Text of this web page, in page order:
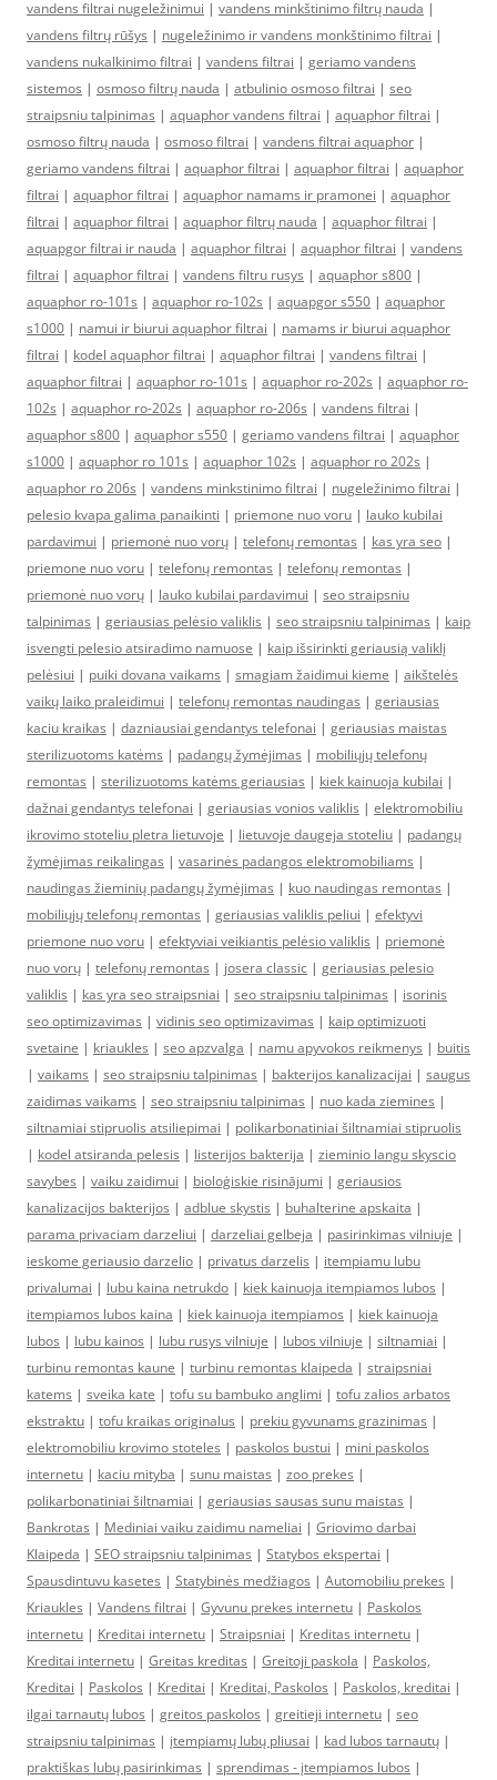
vandens filtrai nugeležinimui | vandens minkštinimo filtrų nauda |
vandens filtrų rūšys | nugeležinimo ir vandens monkštinimo filtrai |
vandens nukalkinimo filtrai | vandens filtrai | geriamo vandens
sistemos | osmoso filtrų nauda | atbulinio osmoso filtrai | seo
straipsniu talpinimas | aquaphor vandens filtrai | aquaphor filtrai |
osmoso filtrų nauda | osmoso filtrai | vandens filtrai aquaphor |
geriamo vandens filtrai | aquaphor filtrai | aquaphor filtrai | aquaphor
filtrai | aquaphor filtrai | aquaphor namams ir pramonei | aquaphor
filtrai | aquaphor filtrai | aquaphor filtrų nauda | aquaphor filtrai |
aquapgor filtrai ir nauda | aquaphor filtrai | aquaphor filtrai | vandens
filtrai | aquaphor filtrai | vandens filtru rusys | aquaphor s800 |
aquaphor ro-101s | aquaphor ro-102s | aquapgor s550 | aquaphor
s1000 | namui ir biurui aquaphor filtrai | namams ir biurui aquaphor
filtrai | kodel aquaphor filtrai | aquaphor filtrai | vandens filtrai |
aquaphor filtrai | aquaphor ro-101s | aquaphor ro-202s | aquaphor ro-
102s | aquaphor ro-202s | aquaphor ro-206s | vandens filtrai |
aquaphor s800 | aquaphor s550 | geriamo vandens filtrai | aquaphor
s1000 | aquaphor ro 101s | aquaphor 102s | aquaphor ro 202s |
aquaphor ro 206s | vandens minkstinimo filtrai | nugeležinimo filtrai |
pelesio kvapa galima panaikinti | priemone nuo voru | lauko kubilai
pardavimui | priemonė nuo vorų | telefonų remontas | kas yra seo |
priemone nuo voru | telefonų remontas | telefonų remontas |
priemonė nuo vorų | lauko kubilai pardavimui | seo straipsniu
talpinimas | geriausias pelėsio valiklis | seo straipsniu talpinimas | kaip
isvengti pelesio atsiradimo namuose | kaip išsirinkti geriausią valiklį
pelėsiui | puiki dovana vaikams | smagiam žaidimui kieme | aikštelės
vaikų laiko praleidimui | telefonų remontas naudingas | geriausias
kaciu kraikas | dazniausiai gendantys telefonai | geriausias maistas
sterilizuotoms katėms | padangų žymėjimas | mobiliųjų telefonų
remontas | sterilizuotoms katėms geriausias | kiek kainuoja kubilai |
dažnai gendantys telefonai | geriausias vonios valiklis | elektromobiliu
ikrovimo stoteliu pletra lietuvoje | lietuvoje daugeja stoteliu | padangų
žymėjimas reikalingas | vasarinės padangos elektromobiliams |
naudingas žieminių padangų žymėjimas | kuo naudingas remontas |
mobiliųjų telefonų remontas | geriausias valiklis peliui | efektyvi
priemone nuo voru | efektyviai veikiantis pelėsio valiklis | priemonė
nuo vorų | telefonų remontas | josera classic | geriausias pelesio
valiklis | kas yra seo straipsniai | seo straipsniu talpinimas | isorinis
seo optimizavimas | vidinis seo optimizavimas | kaip optimizuoti
svetaine | kriaukles | seo apzvalga | namu apyvokos reikmenys | buitis
| vaikams | seo straipsniu talpinimas | bakterijos kanalizacijai | saugus
zaidimas vaikams | seo straipsniu talpinimas | nuo kada ziemines |
siltnamiai stipruolis atsiliepimai | polikarbonatiniai šiltnamiai stipruolis
| kodel atsiranda pelesis | listerijos bakterija | zieminio langu skyscio
savybes | vaiku zaidimui | bioloģiskie risinājumi | geriausios
kanalizacijos bakterijos | adblue skystis | buhalterine apskaita |
parama privaciam darzeliui | darzeliai gelbeja | pasirinkimas vilniuje |
ieskome geriausio darzelio | privatus darzelis | itempiamu lubu
privalumai | lubu kaina netrukdo | kiek kainuoja itempiamos lubos |
itempiamos lubos kaina | kiek kainuoja itempiamos | kiek kainuoja
lubos | lubu kainos | lubu rusys vilniuje | lubos vilniuje | siltnamiai |
turbinu remontas kaune | turbinu remontas klaipeda | straipsniai
katems | sveika kate | tofu su bambuko anglimi | tofu zalios arbatos
ekstraktu | tofu kraikas originalus | prekiu gyvunams grazinimas |
elektromobiliu krovimo stoteles | paskolos bustui | mini paskolos
internetu | kaciu mityba | sunu maistas | zoo prekes |
polikarbonatiniai šiltnamiai | geriausias sausas sunu maistas |
Bankrotas | Mediniai vaiku zaidimu nameliai | Griovimo darbai
Klaipeda | SEO straipsniu talpinimas | Statybos ekspertai |
Spausdintuvu kasetes | Statybinės medžiagos | Automobiliu prekes |
Kriaukles | Vandens filtrai | Gyvunu prekes internetu | Paskolos
internetu | Kreditai internetu | Straipsniai | Kreditas internetu |
Kreditai internetu | Greitas kreditas | Greitoji paskola | Paskolos,
Kreditai | Paskolos | Kreditai | Kreditai, Paskolos | Paskolos, kreditai |
ilgai tarnautų lubos | greitos paskolos | greitieji internetu | seo
straipsniu talpinimas | įtempiamų lubų pliusai | kad lubos tarnautų |
praktiškas lubų pasirinkimas | sprendimas - įtempiamos lubos |